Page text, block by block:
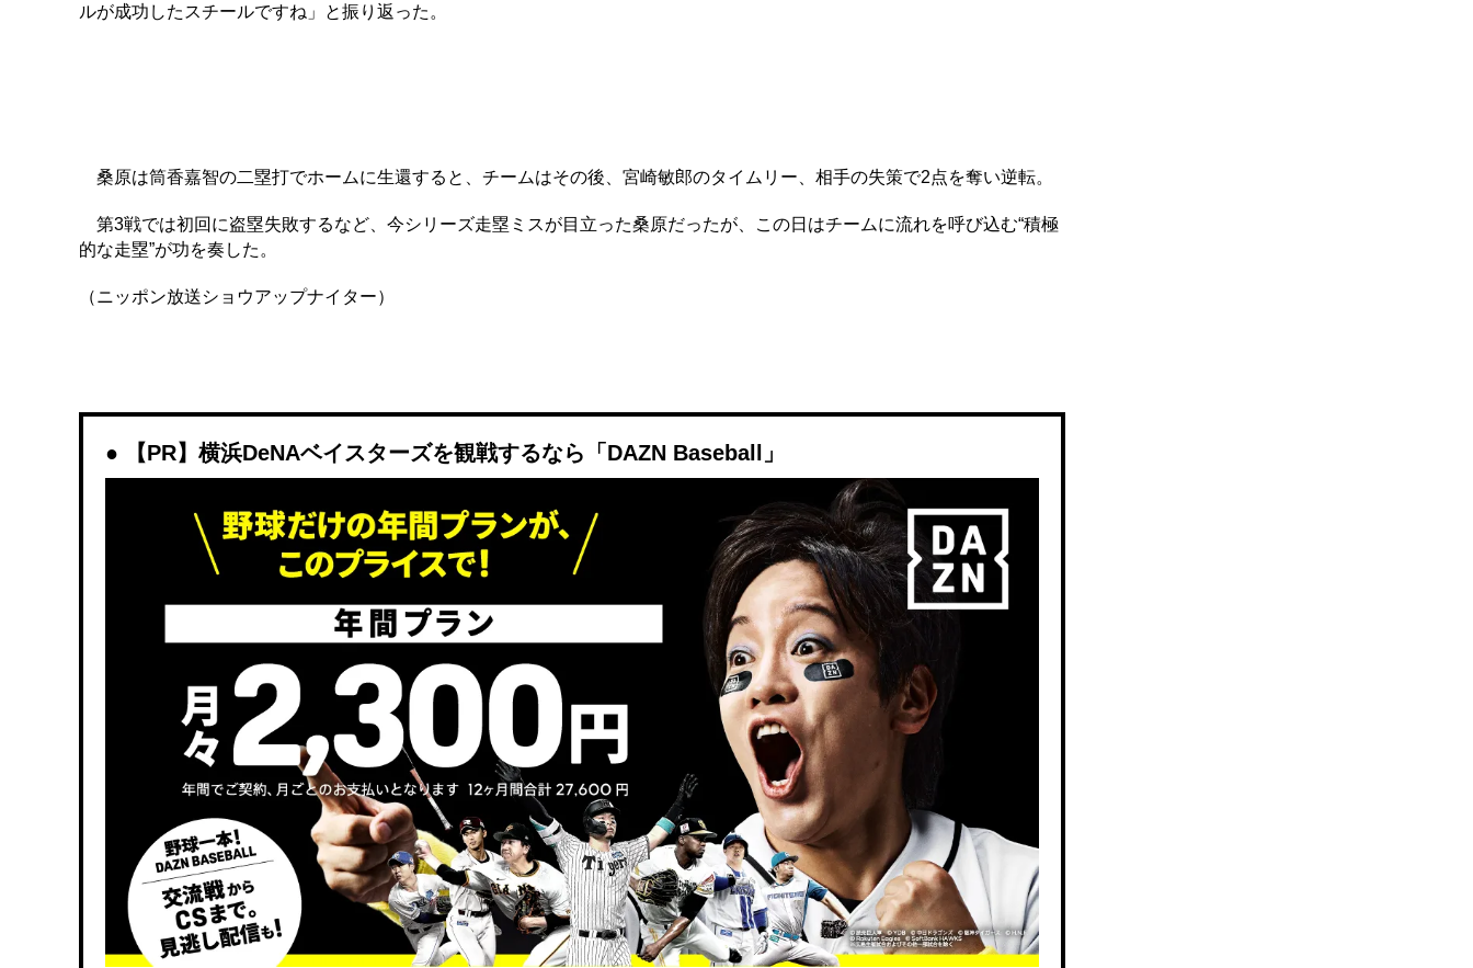
ルが成功したスチールですね」と振り返った。
桑原は筒香嘉智の二塁打でホームに生還すると、チームはその後、宮崎敏郎のタイムリー、相手の失策で2点を奪い逆転。
第3戦では初回に盗塁失敗するなど、今シリーズ走塁ミスが目立った桑原だったが、この日はチームに流れを呼び込む“積極
的な走塁”が功を奏した。
（ニッポン放送ショウアップナイター）
【PR】横浜DeNAベイスターズを観戦するなら「DAZN Baseball」